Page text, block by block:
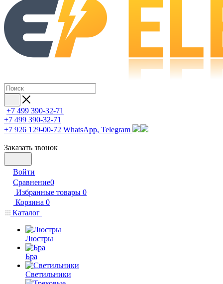
+7 499 390-32-71
+7 499 390-32-71
+7 926 129-00-72 WhatsApp, Telegram
Заказать звонок
Войти
Сравнение0
Избранные товары 0
Корзина 0
Каталог
Люстры
Бра
Светильники